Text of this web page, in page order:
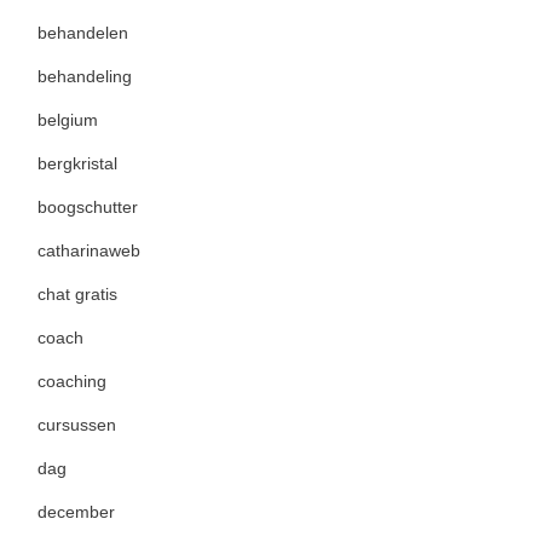
behandelen
behandeling
belgium
bergkristal
boogschutter
catharinaweb
chat gratis
coach
coaching
cursussen
dag
december